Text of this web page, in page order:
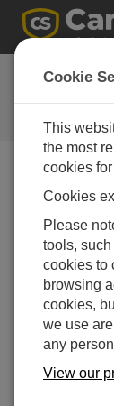
お問い
通常1営業日
す。
家がご連絡
質問の種
購入や
ここに質
Cookie
This
the most
cookies
Cookies
Please
tools,
cookies to
browsing
cookies,
we use
any
View our